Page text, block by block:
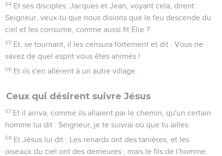
54 Et ses disciples, Jacques et Jean, voyant cela, dirent :
Seigneur, veux-tu que nous disions que le feu descende du
ciel et les consume, comme aussi fit Élie ?
55 Et, se tournant, il les censura fortement et dit : Vous ne
savez de quel esprit vous êtes animés !
56 Et ils s'en allèrent à un autre village.
Ceux qui désirent suivre Jésus
57 Et il arriva, comme ils allaient par le chemin, qu'un certain
homme lui dit : Seigneur, je te suivrai où que tu ailles.
58 Et Jésus lui dit : Les renards ont des tanières, et les
oiseaux du ciel ont des demeures ; mais le fils de l'homme